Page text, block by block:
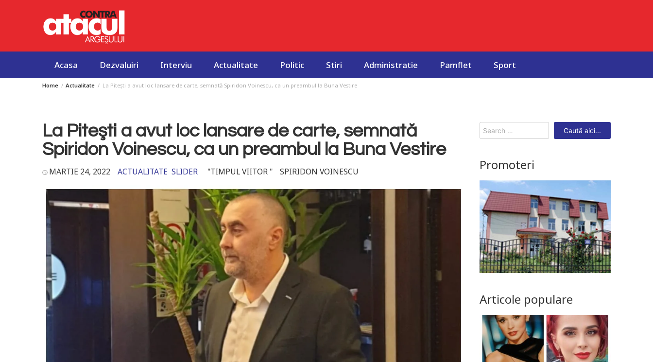
Acasa Dezvaluiri Interviu Actualitate Politic Stiri Administratie Pamflet Sport
Home Actualitate La Piteşti a avut loc lansare de carte, semnată Spiridon Voinescu, ca un preambul la Buna Vestire
La Piteşti a avut loc lansare de carte, semnată
Spiridon Voinescu, ca un preambul la Buna Vestire
MARTIE 24, 2022 ACTUALITATE SLIDER "TIMPUL VIITOR " SPIRIDON VOINESCU
Search
for:
Promoteri
Articole populare